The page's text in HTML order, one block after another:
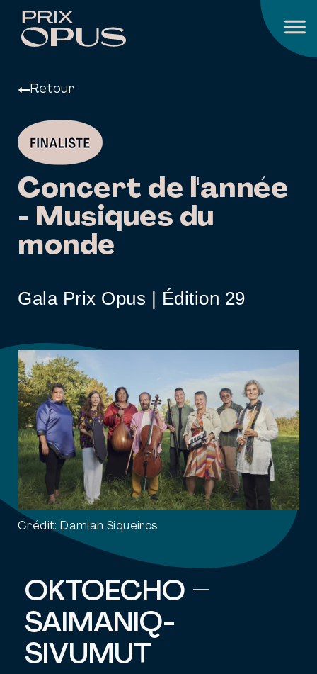
Retour
Concert de l'année
- Musiques du
monde
Gala Prix Opus | Édition 29
Crédit: Damian Siqueiros
OKTOECHO –
SAIMANIQ-
SIVUMUT